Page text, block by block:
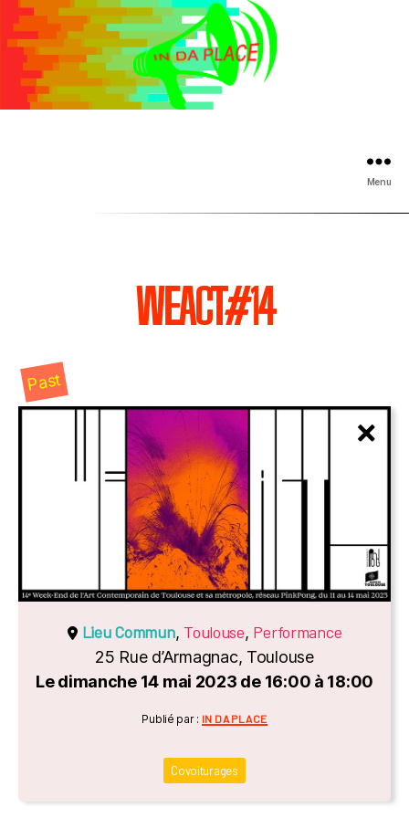
Menu
WEACT#14
Past
Lieu Commun, Toulouse, Performance
25 Rue d’Armagnac, Toulouse
Le dimanche 14 mai 2023 de 16:00 à 18:00
Catégories
Publié par : IN DA PLACE
Covoiturages